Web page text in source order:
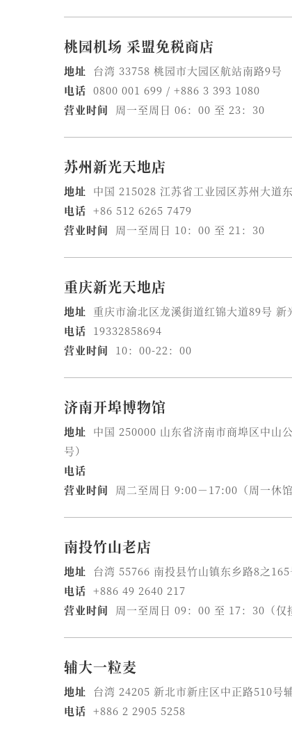
桃园机场 采盟免税商店
地址 台湾 33758 桃园市大园区航站南路9号
电话 0800 001 699 / +886 3 393 1080
营业时间
周一至周日 06：00 至 23：30
苏州新光天地店
地址 中国 215028 江苏省工业园区苏州大道
电话 +86 512 6265 7479
营业时间
周一至周日 10：00 至 21：30
重庆新光天地店
地址 重庆市渝北区龙溪街道红锦大道89号 新
电话 19332858694
营业时间
10：00-22：00
济南开埠博物馆
地址 中国 250000 山东省济南市商埠区中山
号）
电话
营业时间
周二至周日 9:00－17:00（周一休馆
南投竹山老店
地址 台湾 55766 南投县竹山镇东乡路8之165
电话 +886 49 2640 217
营业时间
周一至周日 09：00 至 17：30（仅
辅大一粒麦
地址 台湾 24205 新北市新庄区中正路510号
电话 +886 2 2905 5258